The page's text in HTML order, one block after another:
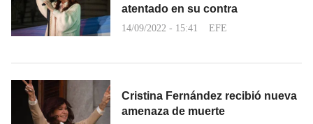
atentado en su contra
14/09/2022 - 15:41 EFE
Cristina Fernández recibió nueva
amenaza de muerte